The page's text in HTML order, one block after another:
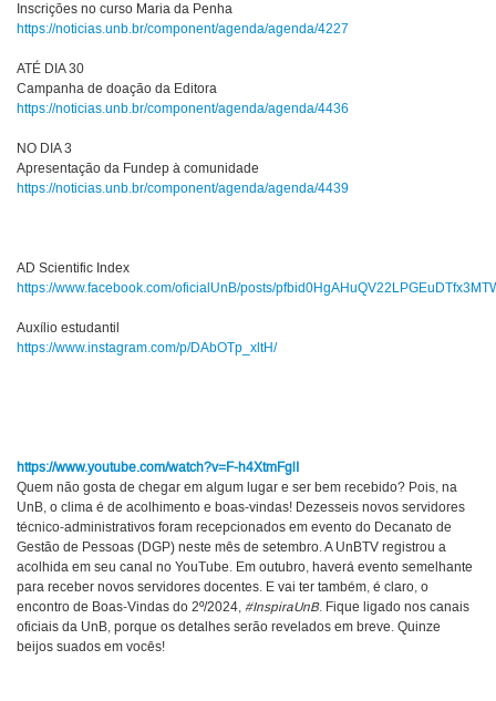
Inscrições no curso Maria da Penha
https://noticias.unb.br/component/agenda/agenda/4227
ATÉ DIA 30
Campanha de doação da Editora
https://noticias.unb.br/component/agenda/agenda/4436
NO DIA 3
Apresentação da Fundep à comunidade
https://noticias.unb.br/component/agenda/agenda/4439
AD Scientific Index
https://www.facebook.com/oficialUnB/posts/
Auxílio estudantil
https://www.instagram.com/p/DAbOTp_xltH/
https://www.youtube.com/watch?v=F-h4XtmFglI
Quem não gosta de chegar em algum lugar e ser bem recebido? Pois, na
UnB, o clima é de acolhimento e boas-vindas! Dezesseis novos servidores
técnico-administrativos foram recepcionados em evento do Decanato de
Gestão de Pessoas (DGP) neste mês de setembro. A UnBTV registrou a
acolhida em seu canal no YouTube. Em outubro, haverá evento semelhante
para receber novos servidores docentes. E vai ter também, é claro, o
encontro de Boas-Vindas do 2º/2024, #InspiraUnB. Fique ligado nos canais
oficiais da UnB, porque os detalhes serão revelados em breve. Quinze
beijos suados em vocês!